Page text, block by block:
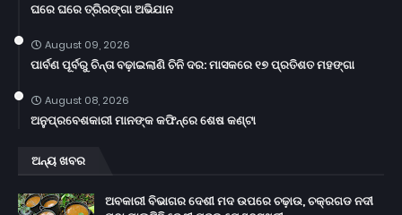
ଘରେ ଘରେ ତ୍ରିରଙ୍ଗା ଅଭିଯାନ
August 09, 2026
ପାର୍ବଣ ପୂର୍ବରୁ ଚିନ୍ତା ବଢ଼ାଇଲାଣି ଚିନି ଦର: ମାସକରେ ୧୭ ପ୍ରତିଶତ ମହଙ୍ଗା
August 08, 2026
ଅନୁପ୍ରବେଶକାରୀ ମାନଙ୍କ କଫିନ୍‌ରେ ଶେଷ କଣ୍ଟା
ଅନ୍ୟ ଖବର
ଅବକାରୀ ବିଭାଗର ଦେଶୀ ମଦ ଉପରେ ଚଢ଼ାଉ, ଚକ୍ରଗଡ ନଦୀ